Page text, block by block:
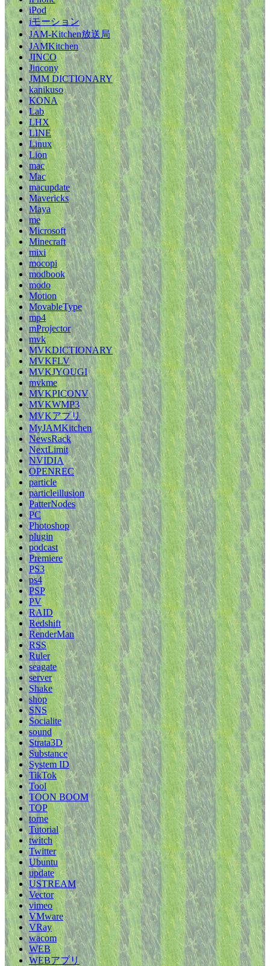
iPod
iモーション
JAM-Kitchen放送局
JAMKitchen
JINCO
Jincony
JMM DICTIONARY
kanikuso
KONA
Lab
LHX
LINE
Linux
Lion
mac
Mac
macupdate
Mavericks
Maya
me
Microsoft
Minecraft
mixi
mocopi
modbook
modo
Motion
MovableType
mp4
mProjector
mvk
MVKDICTIONARY
MVKFLV
MVKJYOUGI
mvkme
MVKPICONV
MVKWMP3
MVKアプリ
MyJAMKitchen
NewsRack
NextLimit
NVIDIA
OPENREC
particle
particleillusion
PatterNodes
PC
Photoshop
plugin
podcast
Premiere
PS3
ps4
PSP
PV
RAID
Redshift
RenderMan
RSS
Ruler
seagate
server
Shake
shop
SNS
Socialite
sound
Strata3D
Substance
System ID
TikTok
Tool
TOON BOOM
TOP
torne
Tutorial
twitch
Twitter
Ubuntu
update
USTREAM
Vector
vimeo
VMware
VRay
wacom
WEB
WEBアプリ